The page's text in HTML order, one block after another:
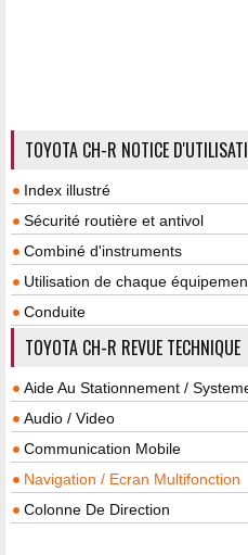
TOYOTA CH-R NOTICE
Index illustré
Sécurité routière et antivol
Combiné d'instruments
Utilisation de chaque
Conduite
TOYOTA CH-R REVUE TECHNIQUE
Aide Au Stationnement /
Audio / Video
Communication Mobile
Navigation / Ecran Multifonction
Colonne De Direction